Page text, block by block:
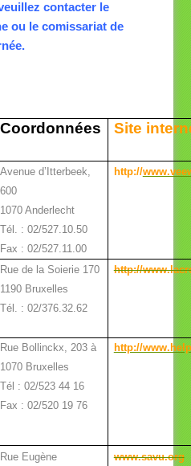
contacter le
ou le comissariat de
Coordonnées Site
Avenue d’Itterbeek,
600
1070 Anderlecht
Tél. : 02/527.10.50
Fax : 02/527.11.00
http://
Rue de la Soierie 170
1190 Bruxelles
Tél. : 02/376.32.62
http://
Rue Bollinckx, 203 à
1070 Bruxelles
Tél : 02/523 44 16
Fax : 02/520 19 76
http://
Rue Eugène
www.savu.org